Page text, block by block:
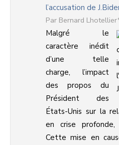
l’accusation de
Bernard
Malgré le
caractère inédit
d’une telle
charge, l’impact
des propos du
Président des
États-Unis sur la
en crise
Cette mise en